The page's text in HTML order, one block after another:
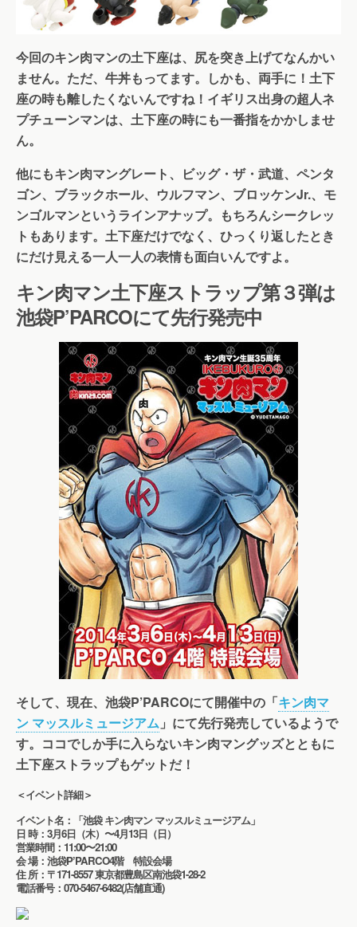
今回のキン肉マンの土下座は、尻を突き上げてなんかい
ません。ただ、牛丼もってます。しかも、両手に！土下
座の時も離したくないんですね！イギリス出身の超人ネ
プチューンマンは、土下座の時にも一番指をかかしませ
ん。
他にもキン肉マングレート、ビッグ・ザ・武道、ペンタ
ゴン、ブラックホール、ウルフマン、ブロッケンJr.、モ
ンゴルマンというラインアナップ。もちろんシークレッ
トもあります。土下座だけでなく、ひっくり返したとき
にだけ見える一人一人の表情も面白いんですよ。
キン肉マン土下座ストラップ第３弾は
池袋P’PARCOにて先行発売中
そして、現在、池袋P’PARCOにて開催中の「キン肉マ
ン マッスルミュージアム 」にて先行発売しているようで
す。ココでしか手に入らないキン肉マングッズとともに
土下座ストラップもゲットだ！
＜イベント詳細＞
イベント名：「池袋 キン肉マン マッスルミュージアム」
日 時：3月6日（木）〜4月13日（日）
営業時間：11:00〜21:00
会 場：池袋P’PARCO4階 特設会場
住 所：〒171-8557 東京都豊島区南池袋1-28-2
電話番号：070-5467-6482(店舗直通)